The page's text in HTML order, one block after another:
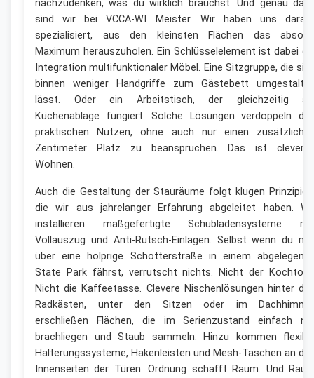
nachzudenken, was du wirklich brauchst. Und genau
sind wir bei VCCA-WI Meister. Wir haben uns
spezialisiert, aus den kleinsten Flächen das
Maximum herauszuholen. Ein Schlüsselelement ist dabei
Integration multifunktionaler Möbel. Eine Sitzgruppe, die
binnen weniger Handgriffe zum Gästebett
lässt. Oder ein Arbeitstisch, der gleichzeitig
Küchenablage fungiert. Solche Lösungen verdoppeln
praktischen Nutzen, ohne auch nur einen
Zentimeter Platz zu beanspruchen. Das ist
Wohnen.
Auch die Gestaltung der Stauräume folgt klugen
die wir aus jahrelanger Erfahrung abgeleitet haben.
installieren maßgefertigte Schubladensysteme
Vollauszug und Anti-Rutsch-Einlagen. Selbst wenn du
über eine holprige Schotterstraße in einem
State Park fährst, verrutscht nichts. Nicht der
Nicht die Kaffeetasse. Clevere Nischenlösungen hinter
Radkästen, unter den Sitzen oder im
erschließen Flächen, die im Serienzustand einfach
brachliegen und Staub sammeln. Hinzu kommen
Halterungssysteme, Hakenleisten und Mesh-Taschen an
Innenseiten der Türen. Ordnung schafft Raum. Und